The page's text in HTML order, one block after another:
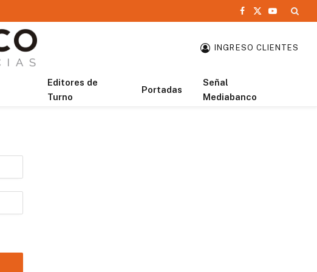
Facebook
X
YouTube
INGRESO CLIENTES
Editores de
Turno
Portadas
Señal
Mediabanco